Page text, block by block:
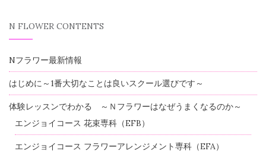
N FLOWER CONTENTS
Nフラワー最新情報
はじめに～1番大切なことは良いスクール選びです～
体験レッスンでわかる ～Ｎフラワーはなぜうまくなるのか～
エンジョイコース 花束専科（EFB）
エンジョイコース フラワーアレンジメント専科（EFA）